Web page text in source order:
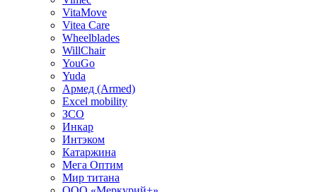
VitaMove
Vitea Care
Wheelblades
WillChair
YouGo
Yuda
Армед (Armed)
Еxcel mobility
ЗСО
Инкар
Интэком
Катаржина
Мега Оптим
Мир титана